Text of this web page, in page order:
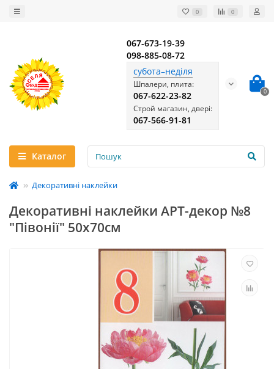
0 0
067-673-19-39
098-885-08-72
субота–неділя
Шпалери, плита:
067-622-23-82
Строй магазин, двері:
067-566-91-81
0
Каталог
Декоративні наклейки
Декоративні наклейки АРТ-декор №8
"Півонії" 50x70см